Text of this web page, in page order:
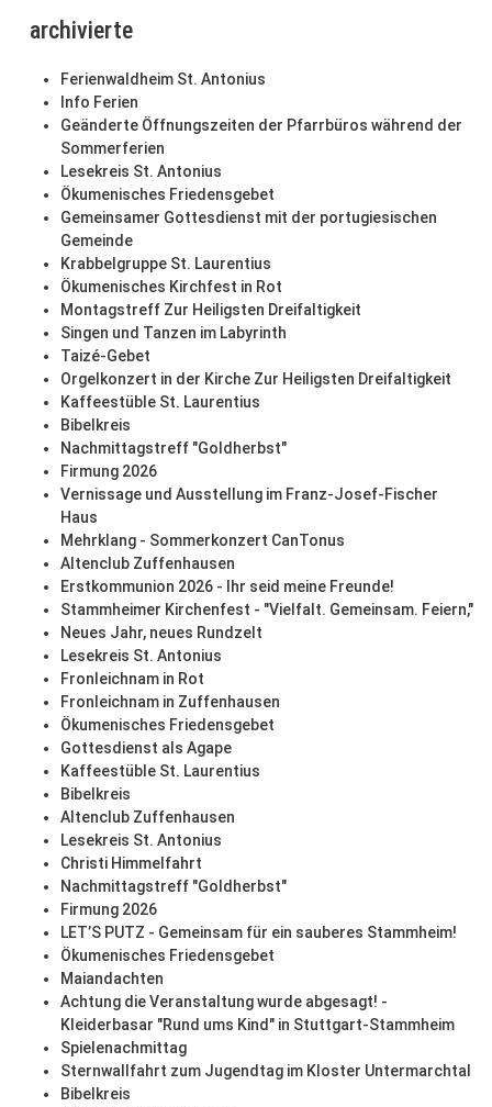
archivierte
Ferienwaldheim St. Antonius
Info Ferien
Geänderte Öffnungszeiten der Pfarrbüros während der
Sommerferien
Lesekreis St. Antonius
Ökumenisches Friedensgebet
Gemeinsamer Gottesdienst mit der portugiesischen
Gemeinde
Krabbelgruppe St. Laurentius
Ökumenisches Kirchfest in Rot
Montagstreff Zur Heiligsten Dreifaltigkeit
Singen und Tanzen im Labyrinth
Taizé-Gebet
Orgelkonzert in der Kirche Zur Heiligsten Dreifaltigkeit
Kaffeestüble St. Laurentius
Bibelkreis
Nachmittagstreff "Goldherbst"
Firmung 2026
Vernissage und Ausstellung im Franz-Josef-Fischer
Haus
Mehrklang - Sommerkonzert CanTonus
Altenclub Zuffenhausen
Erstkommunion 2026 - Ihr seid meine Freunde!
Stammheimer Kirchenfest - "Vielfalt. Gemeinsam. Feiern,"
Neues Jahr, neues Rundzelt
Lesekreis St. Antonius
Fronleichnam in Rot
Fronleichnam in Zuffenhausen
Ökumenisches Friedensgebet
Gottesdienst als Agape
Kaffeestüble St. Laurentius
Bibelkreis
Altenclub Zuffenhausen
Lesekreis St. Antonius
Christi Himmelfahrt
Nachmittagstreff "Goldherbst"
Firmung 2026
LET’S PUTZ - Gemeinsam für ein sauberes Stammheim!
Ökumenisches Friedensgebet
Maiandachten
Achtung die Veranstaltung wurde abgesagt! -
Kleiderbasar "Rund ums Kind" in Stuttgart-Stammheim
Spielenachmittag
Sternwallfahrt zum Jugendtag im Kloster Untermarchtal
Bibelkreis